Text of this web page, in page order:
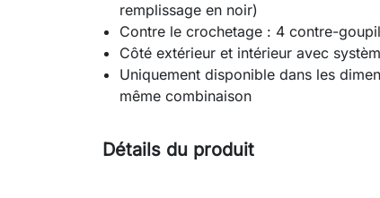
remplissage en noir)
Contre le crochetage : 4 contre-
Côté extérieur et intérieur avec
Uniquement disponible dans les
même combinaison
Détails du produit